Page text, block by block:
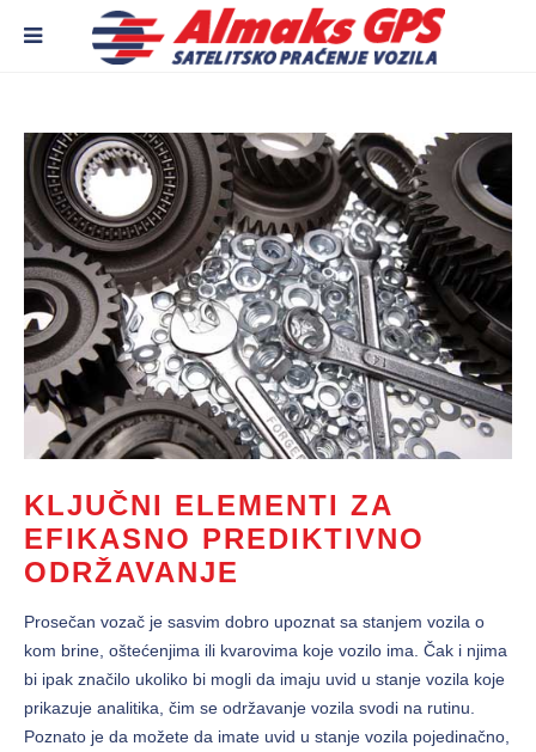
KLJUČNI ELEMENTI ZA
EFIKASNO PREDIKTIVNO
ODRŽAVANJE
Prosečan vozač je sasvim dobro upoznat sa stanjem vozila o
kom brine, oštećenjima ili kvarovima koje vozilo ima. Čak i njima
bi ipak značilo ukoliko bi mogli da imaju uvid u stanje vozila koje
prikazuje analitika, čim se održavanje vozila svodi na rutinu.
Poznato je da možete da imate uvid u stanje vozila pojedinačno,